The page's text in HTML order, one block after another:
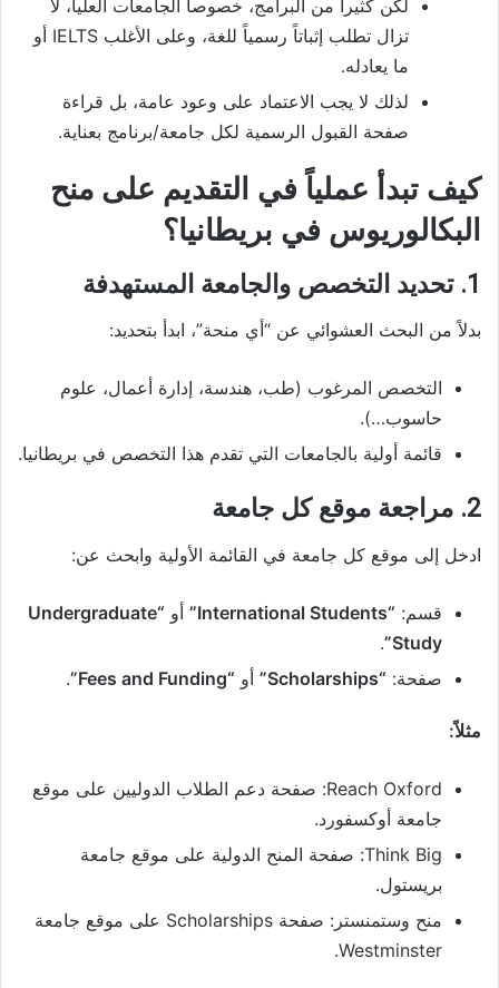
لكن كثيراً من البرامج، خصوصاً الجامعات العليا، لا
تزال تطلب إثباتاً رسمياً للغة، وعلى الأغلب IELTS أو
ما يعادله.
لذلك لا يجب الاعتماد على وعود عامة، بل قراءة
صفحة القبول الرسمية لكل جامعة/برنامج بعناية.
كيف تبدأ عملياً في التقديم على منح
البكالوريوس في بريطانيا؟
1. تحديد التخصص والجامعة المستهدفة
بدلاً من البحث العشوائي عن “أي منحة”، ابدأ بتحديد:
التخصص المرغوب (طب، هندسة، إدارة أعمال، علوم
حاسوب…).
قائمة أولية بالجامعات التي تقدم هذا التخصص في بريطانيا.
2. مراجعة موقع كل جامعة
ادخل إلى موقع كل جامعة في القائمة الأولية وابحث عن:
قسم: “International Students” أو
“Undergraduate
Study”
.
صفحة: “Scholarships” أو “Fees and Funding”
.
مثلاً:
Reach Oxford: صفحة دعم الطلاب الدوليين على موقع
جامعة أوكسفورد.
Think Big: صفحة المنح الدولية على موقع جامعة
بريستول.
منح وستمنستر: صفحة Scholarships على موقع جامعة
Westminster.